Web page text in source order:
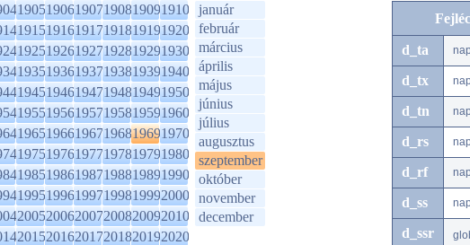
190519061907190819091910
191519161917191819191920
192519261927192819291930
193519361937193819391940
194519461947194819491950
195519561957195819591960
196519661967196819691970
197519761977197819791980
198519861987198819891990
199519961997199819992000
200520062007200820092010
201520162017201820192020
január
február
március
április
május
június
július
augusztus
szeptember
október
november
december
d_ta
d_tx
d_tn
d_rs
d_rf
d_ss
d_ssr